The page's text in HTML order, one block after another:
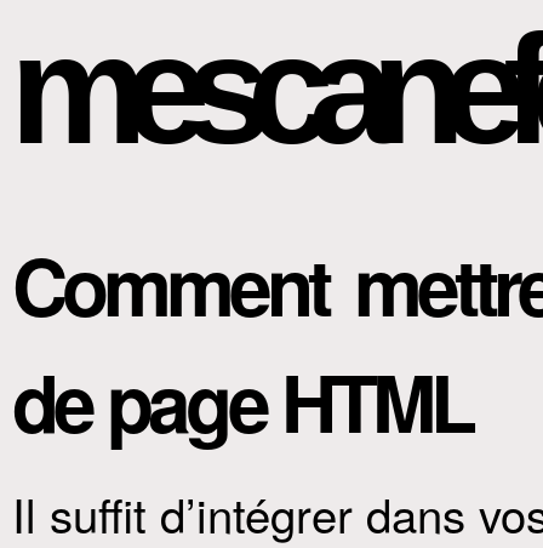
Comment
de page HTML
Il suffit d’intégrer dans